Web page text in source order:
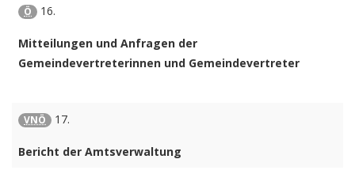
Ö 16.
Mitteilungen und Anfragen der
Gemeindevertreterinnen und Gemeindevertreter
VNÖ 17.
Bericht der Amtsverwaltung